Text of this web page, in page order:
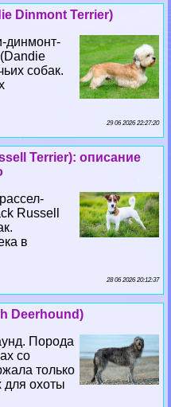
Dinmont Terrier)
динмонт-
собак.
29 06 2026 22:27:20
Terrier): описание
Russell
в
28 06 2026 20:12:37
Deerhound)
Порода
со
только
для охоты